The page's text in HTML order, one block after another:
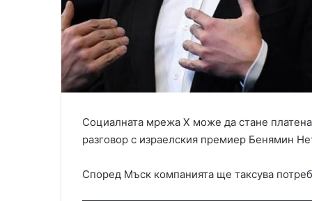
Социалната мрежа X може да стане
разговор с израелския премиер Бенямин
Според Мъск компанията ще таксува